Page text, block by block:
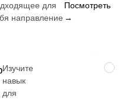
для
направление
Посмотреть
→
Изучите
навык
для